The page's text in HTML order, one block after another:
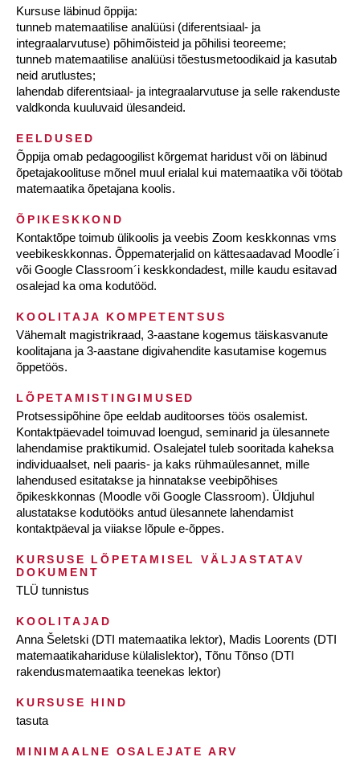
Kursuse läbinud õppija:
tunneb matemaatilise analüüsi (diferentsiaal- ja
integraalarvutuse) põhimõisteid ja põhilisi teoreeme;
tunneb matemaatilise analüüsi tõestusmetoodikaid ja kasutab
neid arutlustes;
lahendab diferentsiaal- ja integraalarvutuse ja selle rakenduste
valdkonda kuuluvaid ülesandeid.
EELDUSED
Õppija omab pedagoogilist kõrgemat haridust või on läbinud
õpetajakoolituse mõnel muul erialal kui matemaatika või töötab
matemaatika õpetajana koolis.
ÕPIKESKKOND
Kontaktõpe toimub ülikoolis ja veebis Zoom keskkonnas vms
veebikeskkonnas. Õppematerjalid on kättesaadavad Moodle´i
või Google Classroom´i keskkondadest, mille kaudu esitavad
osalejad ka oma kodutööd.
KOOLITAJA KOMPETENTSUS
Vähemalt magistrikraad, 3-aastane kogemus täiskasvanute
koolitajana ja 3-aastane digivahendite kasutamise kogemus
õppetöös.
LÕPETAMISTINGIMUSED
Protsessipõhine õpe eeldab auditoorses töös osalemist.
Kontaktpäevadel toimuvad loengud, seminarid ja ülesannete
lahendamise praktikumid. Osalejatel tuleb sooritada kaheksa
individuaalset, neli paaris- ja kaks rühmaülesannet, mille
lahendused esitatakse ja hinnatakse veebipõhises
õpikeskkonnas (Moodle või Google Classroom). Üldjuhul
alustatakse kodutööks antud ülesannete lahendamist
kontaktpäeval ja viiakse lõpule e-õppes.
KURSUSE LÕPETAMISEL VÄLJASTATAV
DOKUMENT
TLÜ tunnistus
KOOLITAJAD
Anna Šeletski (DTI matemaatika lektor), Madis Loorents (DTI
matemaatikahariduse külalislektor), Tõnu Tõnso (DTI
rakendusmatemaatika teenekas lektor)
KURSUSE HIND
tasuta
MINIMAALNE OSALEJATE ARV